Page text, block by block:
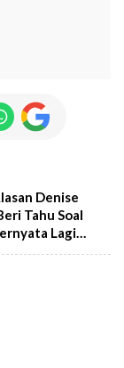
Denise
Tahu Soal
Lagi
Patah Hati